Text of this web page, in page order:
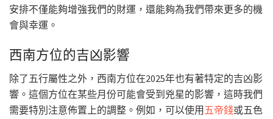
安排不僅能夠增強我們的財運，還能夠為我們帶來更多的機
會與幸運。
西南方位的吉凶影響
除了五行屬性之外，西南方位在2025年也有著特定的吉凶影
響。這個方位在某些月份可能會受到兇星的影響，這時我們
需要特別注意佈置上的調整。例如，可以使用 五帝錢或五色